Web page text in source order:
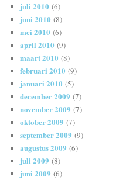
juli 2010 (6)
juni 2010 (8)
mei 2010 (6)
april 2010 (9)
maart 2010 (8)
februari 2010 (9)
januari 2010 (5)
december 2009 (7)
november 2009 (7)
oktober 2009 (7)
september 2009 (9)
augustus 2009 (6)
juli 2009 (8)
juni 2009 (6)